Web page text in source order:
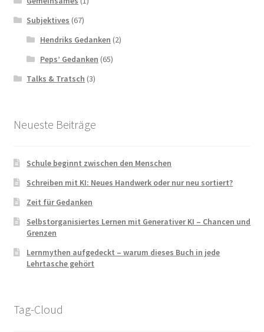
Subjektives (67)
Hendriks Gedanken (2)
Peps’ Gedanken (65)
Talks & Tratsch (3)
Neueste Beiträge
Schule beginnt zwischen den Menschen
Schreiben mit KI: Neues Handwerk oder nur neu sortiert?
Zeit für Gedanken
Selbstorganisiertes Lernen mit Generativer KI – Chancen und
Grenzen
Lernmythen aufgedeckt – warum dieses Buch in jede
Lehrtasche gehört
Tag-Cloud